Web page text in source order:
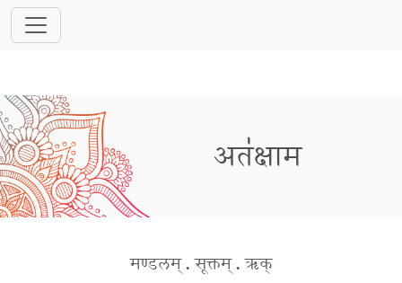
अत॑क्षाम
मण्डलम् . सूक्तम् . ऋक्